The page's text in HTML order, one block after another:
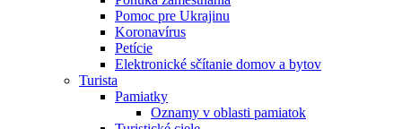
Pomoc pre Ukrajinu
Koronavírus
Petície
Elektronické sčítanie domov a bytov
Turista
Pamiatky
Oznamy v oblasti pamiatok